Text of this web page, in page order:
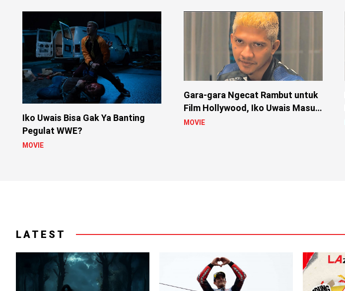
Iko Uwais Bisa Gak Ya Banting
Pegulat WWE?
MOVIE
Gara-gara Ngecat Rambut untuk
Film Hollywood, Iko Uwais Masuk
Rumah Sakit
MOVIE
LATEST